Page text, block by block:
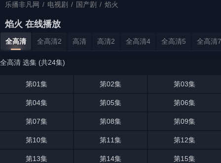
乐播非凡网 / 电视剧 / 国产剧 / 焰火
焰火 在线播放
全高清 全高清2 高清 高清2 全高清4 全高清5 全高清7
全高清 选集 (共24集)
第01集 第02集 第03集
第04集 第05集 第06集
第07集 第08集 第09集
第10集 第11集 第12集
第13集 第14集 第15集